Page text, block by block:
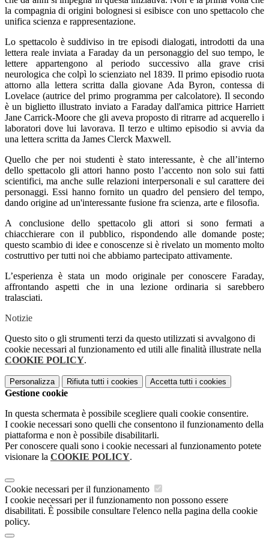
la compagnia di origini bolognesi si esibisce con uno spettacolo che
unifica scienza e rappresentazione.
Lo spettacolo è suddiviso in tre episodi dialogati, introdotti da una
lettera reale inviata a Faraday da un personaggio del suo tempo, le
lettere appartengono al periodo successivo alla grave crisi
neurologica che colpì lo scienziato nel 1839. Il primo episodio ruota
attorno alla lettera scritta dalla giovane Ada Byron, contessa di
Lovelace (autrice del primo programma per calcolatore). Il secondo
è un biglietto illustrato inviato a Faraday dall'amica pittrice Harriett
Jane Carrick-Moore che gli aveva proposto di ritrarre ad acquerello i
laboratori dove lui lavorava. Il terzo e ultimo episodio si avvia da
una lettera scritta da James Clerck Maxwell.
Quello che per noi studenti è stato interessante, è che all’interno
dello spettacolo gli attori hanno posto l’accento non solo sui fatti
scientifici, ma anche sulle relazioni interpersonali e sul carattere dei
personaggi. Essi hanno fornito un quadro del pensiero del tempo,
dando origine ad un'interessante fusione fra scienza, arte e filosofia.
A conclusione dello spettacolo gli attori si sono fermati a
chiacchierare con il pubblico, rispondendo alle domande poste;
questo scambio di idee e conoscenze si è rivelato un momento molto
costruttivo per tutti noi che abbiamo partecipato attivamente.
L’esperienza è stata un modo originale per conoscere Faraday,
affrontando aspetti che in una lezione ordinaria si sarebbero
tralasciati.
Notizie
Questo sito o gli strumenti terzi da questo utilizzati si avvalgono di
cookie necessari al funzionamento ed utili alle finalità illustrate nella
COOKIE POLICY.
Personalizza Rifiuta tutti i cookies Accetta tutti i cookies
Gestione cookie
In questa schermata è possibile scegliere quali cookie consentire.
I cookie necessari sono quelli che consentono il funzionamento della
piattaforma e non è possibile disabilitarli.
Per conoscere quali sono i cookie necessari al funzionamento potete
visionare la COOKIE POLICY.
Cookie necessari per il funzionamento
I cookie necessari per il funzionamento non possono essere
disabilitati. È possibile consultare l'elenco nella pagina della cookie
policy.